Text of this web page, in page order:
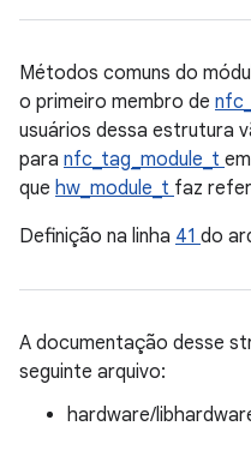
Métodos comuns do
o primeiro membro de
usuários dessa estrutura
para nfc_tag_module_t
que hw_module_t faz
Definição na linha 41 do
A documentação desse
seguinte arquivo:
hardware/